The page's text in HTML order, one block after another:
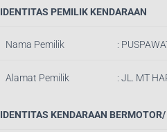
IDENTITAS PEMILIK KENDARAAN
Nama Pemilik :
Alamat Pemilik : JL. MT
IDENTITAS KENDARAAN BERMOTOR/